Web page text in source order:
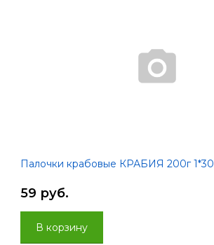
Палочки крабовые КРАБИЯ 200г 1*30
59 руб.
В корзину